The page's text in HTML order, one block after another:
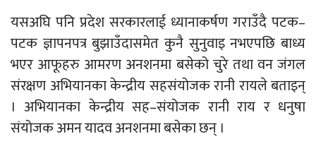
यसअघि पनि प्रदेश सरकारलाई ध्यानाकर्षण गराउँदै पटक–
पटक ज्ञापनपत्र बुझाउँदासमेत कुनै सुनुवाइ नभएपछि बाध्य
भएर आफूहरु आमरण अनशनमा बसेको चुरे तथा वन जंगल
संरक्षण अभियानका केन्द्रीय सहसंयोजक रानी रायले बताइन्
। अभियानका केन्द्रीय सह–संयोजक रानी राय र धनुषा
संयोजक अमन यादव अनशनमा बसेका छन् ।